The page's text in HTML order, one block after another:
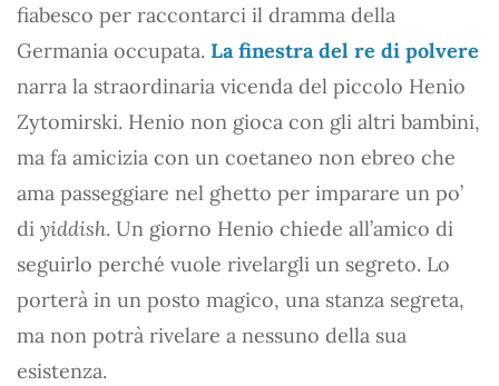
fiabesco per raccontarci il dramma della
Germania occupata. La finestra del re di polvere
narra la straordinaria vicenda del piccolo Henio
Zytomirski. Henio non gioca con gli altri bambini,
ma fa amicizia con un coetaneo non ebreo che
ama passeggiare nel ghetto per imparare un po’
di yiddish. Un giorno Henio chiede all’amico di
seguirlo perché vuole rivelargli un segreto. Lo
porterà in un posto magico, una stanza segreta,
ma non potrà rivelare a nessuno della sua
esistenza.